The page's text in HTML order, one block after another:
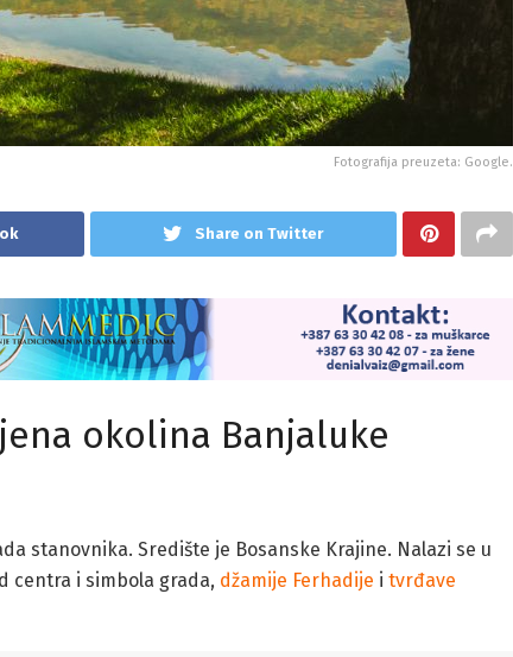
Fotografija preuzeta: Google.
Share on Twitter
okolina Banjaluke
stanovnika. Središte je Bosanske Krajine. Nalazi se u
centra i simbola grada, džamije Ferhadije i tvrđave